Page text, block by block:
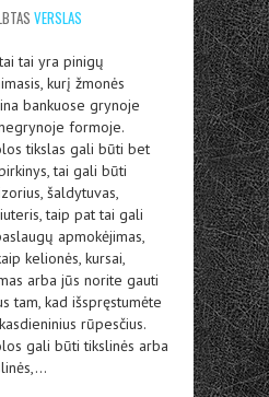
VERSLAS
tai yra pinigų
kurį žmonės
bankuose grynoje
formoje.
tikslas gali būti bet
tai gali būti
šaldytuvas,
taip pat tai gali
apmokėjimas,
kelionės, kursai,
arba jūs norite gauti
tam, kad išspręstumėte
rūpesčius.
gali būti tikslinės arba